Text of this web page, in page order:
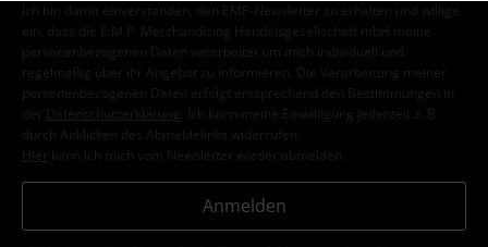
Ich bin damit einverstanden, den EMP-Newsletter zu erhalten und willige
ein, dass die E.M.P. Merchandising Handelsgesellschaft mbH meine
personenbezogenen Daten verarbeitet um mich individuell und
regelmäßig über ihr Angebot zu informieren. Die Verarbeitung meiner
personenbezogenen Daten erfolgt entsprechend den Bestimmungen in
der
Datenschutzerklärung
. Ich kann meine Einwilligung jederzeit z. B.
durch Anklicken des Abmeldelinks widerrufen.
Hier kann ich mich vom Newsletter wieder abmelden.
Anmelden